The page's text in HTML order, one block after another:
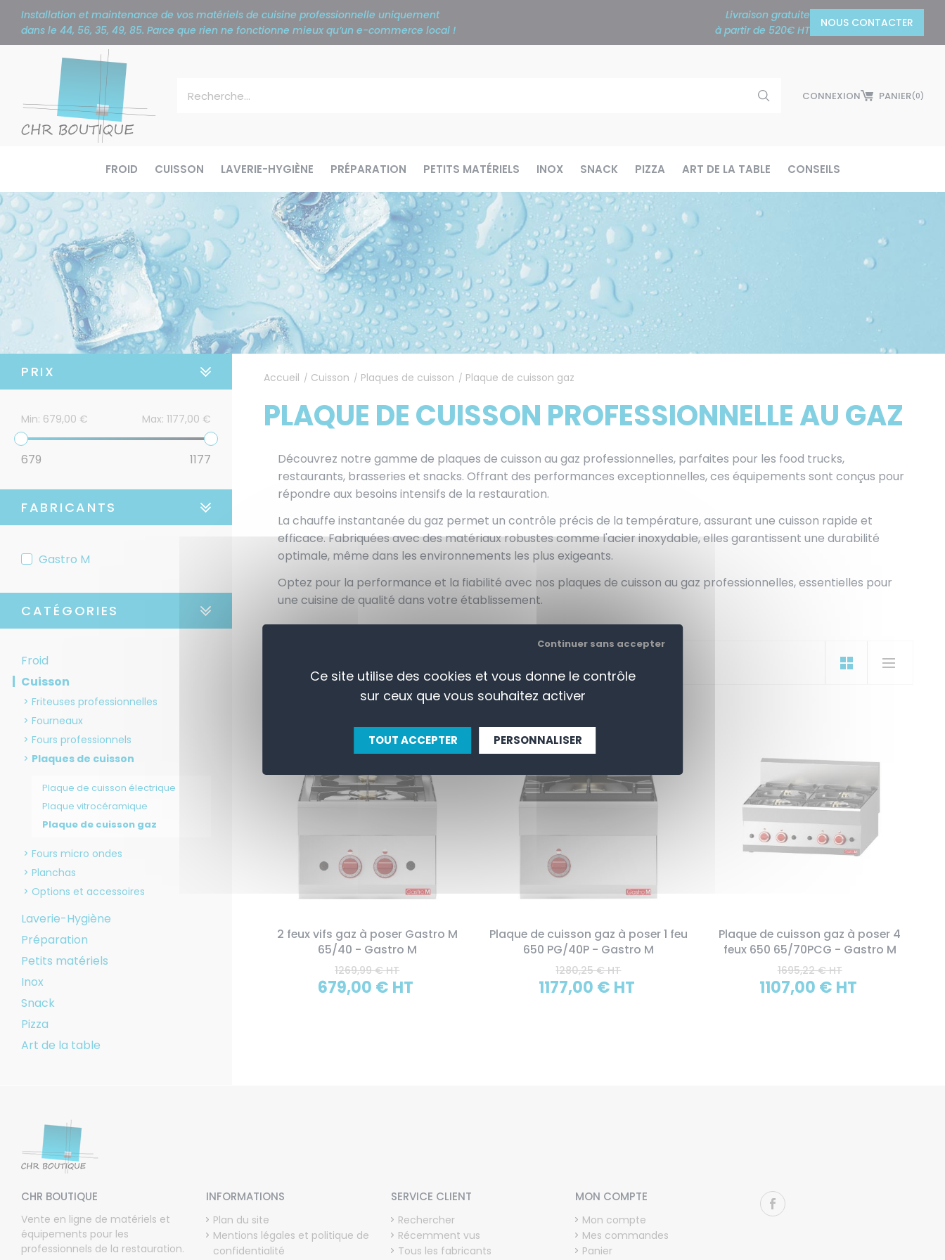
Installation et maintenance de vos matériels de cuisine professionnelle uniquement
dans le 44, 56, 35, 49, 85. Parce que rien ne fonctionne mieux qu’un e-commerce local !
Livraison gratuite
à partir de 520€ HT
NOUS CONTACTER
CONNEXION PANIER(0)
FROID CUISSON LAVERIE-HYGIÈNE PRÉPARATION PETITS MATÉRIELS INOX SNACK PIZZA ART DE LA TABLE CONSEILS
Accueil / Cuisson / Plaques de cuisson / Plaque de cuisson gaz
PRIX
Min: 679,00 € Max: 1177,00 €
679 1177
FABRICANTS
Gastro M
CATÉGORIES
Froid
Cuisson
Friteuses professionnelles
Fourneaux
Fours professionnels
Plaques de cuisson
Plaque de cuisson électrique
Plaque vitrocéramique
Plaque de cuisson gaz
Fours micro ondes
Planchas
Options et accessoires
Laverie-Hygiène
Préparation
Petits matériels
Inox
Snack
Pizza
Art de la table
PLAQUE DE CUISSON PROFESSIONNELLE AU GAZ
Découvrez notre gamme de plaques de cuisson au gaz professionnelles, parfaites pour les food trucks,
restaurants, brasseries et snacks. Offrant des performances exceptionnelles, ces équipements sont conçus pour
répondre aux besoins intensifs de la restauration.
La chauffe instantanée du gaz permet un contrôle précis de la température, assurant une cuisson rapide et
efficace. Fabriquées avec des matériaux robustes comme l'acier inoxydable, elles garantissent une durabilité
optimale, même dans les environnements les plus exigeants.
Optez pour la performance et la fiabilité avec nos plaques de cuisson au gaz professionnelles, essentielles pour
une cuisine de qualité dans votre établissement.
2 feux vifs gaz à poser Gastro M
65/40 - Gastro M
1269,99 € HT
679,00 € HT
Plaque de cuisson gaz à poser 1 feu
650 PG/40P - Gastro M
1280,25 € HT
1177,00 € HT
Plaque de cuisson gaz à poser 4
feux 650 65/70PCG - Gastro M
1695,22 € HT
1107,00 € HT
CHR BOUTIQUE
Vente en ligne de matériels et
équipements pour les
professionnels de la restauration.
INFORMATIONS
Plan du site
Mentions légales et politique de
confidentialité
SERVICE CLIENT
Rechercher
Récemment vus
Tous les fabricants
MON COMPTE
Mon compte
Mes commandes
Panier
Panneau de gestion des cookies
Ce site utilise des cookies et vous donne le contrôle
sur ceux que vous souhaitez activer
TOUT ACCEPTER
Continuer sans accepter
PERSONNALISER